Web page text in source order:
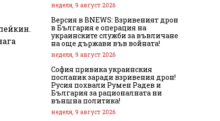
неделя, 9 август 2026
Версия в BNEWS: Взривеният дрон
в България е операция на
украинските служби за въвличане
на още държави във войната!
неделя, 9 август 2026
София привика украинския
посланик заради взривения дрон!
Русия похвали Румен Радев и
България за рационалната ни
външна политика!
неделя, 9 август 2026